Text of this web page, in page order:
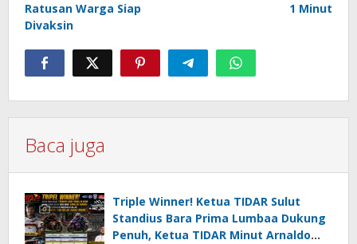
Ratusan Warga Siap
Divaksin
1 Minut
Baca juga
Triple Winner! Ketua TIDAR Sulut
Standius Bara Prima Lumbaa Dukung
Penuh, Ketua TIDAR Minut Arnaldo